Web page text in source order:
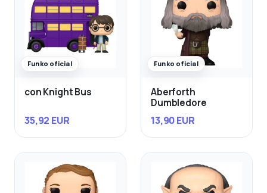
Funko oficial
con Knight Bus
35,92 EUR
Funko oficial
Aberforth
Dumbledore
13,90 EUR